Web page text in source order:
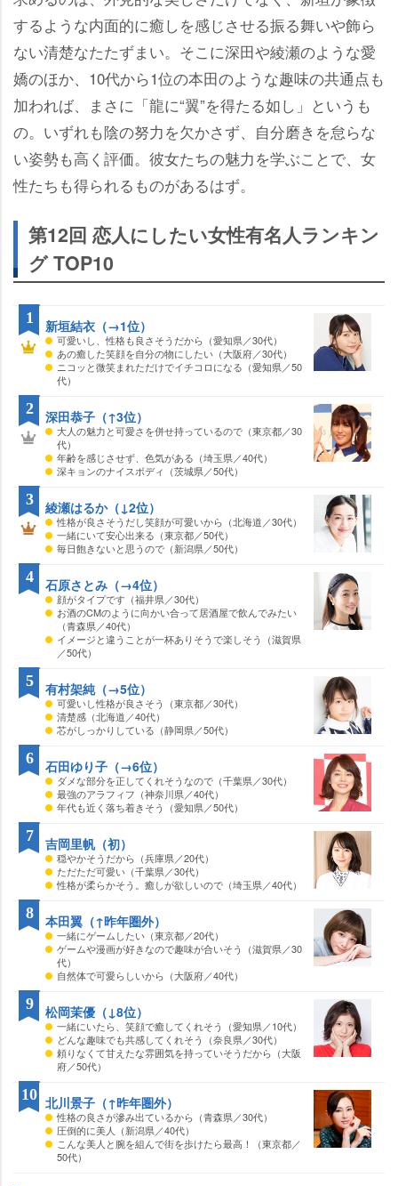
するような内面的に癒しを感じさせる振る舞いや飾ら
ない清楚なたたずまい。そこに深田や綾瀬のような愛
嬌のほか、10代から1位の本田のような趣味の共通点も
加われば、まさに「龍に“翼”を得たる如し」というも
の。いずれも陰の努力を欠かさず、自分磨きを怠らな
い姿勢も高く評価。彼女たちの魅力を学ぶことで、女
性たちも得られるものがあるはず。
第12回 恋人にしたい女性有名人ランキン
グ TOP10
新垣結衣（→1位）
可愛いし、性格も良さそうだから（愛知県／30代）
あの癒した笑顔を自分の物にしたい（大阪府／30代）
ニコッと微笑まれただけでイチコロになる（愛知県／50
代）
1
深田恭子（↑3位）
大人の魅力と可愛さを併せ持っているので（東京都／30
代）
年齢を感じさせず、色気がある（埼玉県／40代）
深キョンのナイスボディ（茨城県／50代）
2
綾瀬はるか（↓2位）
性格が良さそうだし笑顔が可愛いから（北海道／30代）
一緒にいて安心出来る（東京都／50代）
毎日飽きないと思うので（新潟県／50代）
3
石原さとみ（→4位）
顔がタイプです（福井県／30代）
お酒のCMのように向かい合って居酒屋で飲んでみたい
（青森県／40代）
イメージと違うことが一杯ありそうで楽しそう（滋賀県
／50代）
4
有村架純（→5位）
可愛いし性格が良さそう（東京都／30代）
清楚感（北海道／40代）
芯がしっかりしている（静岡県／50代）
5
石田ゆり子（→6位）
ダメな部分を正してくれそうなので（千葉県／30代）
最強のアラフィフ（神奈川県／40代）
年代も近く落ち着きそう（愛知県／50代）
6
吉岡里帆（初）
穏やかそうだから（兵庫県／20代）
ただただ可愛い（千葉県／30代）
性格が柔らかそう。癒しが欲しいので（埼玉県／40代）
7
本田翼（↑昨年圏外）
一緒にゲームしたい（東京都／20代）
ゲームや漫画が好きなので趣味が合いそう（滋賀県／30
代）
自然体で可愛らしいから（大阪府／40代）
8
松岡茉優（↓8位）
一緒にいたら、笑顔で癒してくれそう（愛知県／10代）
どんな趣味でも共感してくれそう（奈良県／30代）
頼りなくて甘えたな雰囲気を持っていそうだから（大阪
府／50代）
9
北川景子（↑昨年圏外）
性格の良さが滲み出ているから（青森県／30代）
圧倒的に美人（新潟県／40代）
こんな美人と腕を組んで街を歩けたら最高！（東京都／
50代）
10